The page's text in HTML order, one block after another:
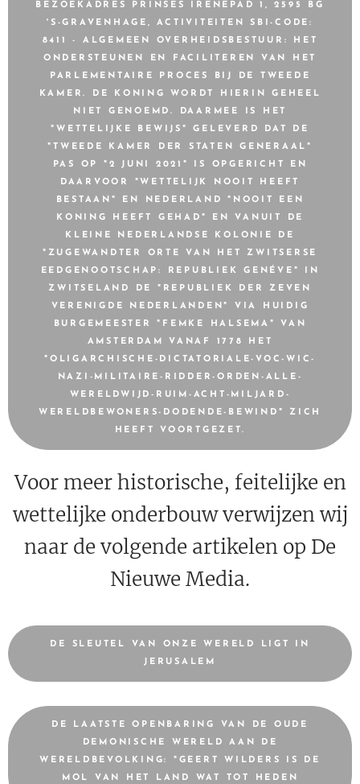
BEZOEKADRES PRINSES IRENEPAD 1, 2595 BG
'S-GRAVENHAGE, ACTIVITEITEN SBI-CODE:
8411 - ALGEMEEN OVERHEIDSBESTUUR: HET
ONDERSTEUNEN EN FACILITEREN VAN HET
PARLEMENTAIRE PROCES BIJ DE TWEEDE
KAMER. DE KONING WORDT HIERIN GEHEEL
NIET GENOEMD. DAARMEE IS HET
"WETTELIJKE BEWIJS" GELEVERD DAT DE
"TWEEDE KAMER DER STATEN GENERAAL"
PAS OP "2 JUNI 2021" IS OPGERICHT EN
DAARVOOR "WETTELIJK NOOIT HEEFT
BESTAAN" EN NEDERLAND "NOOIT EEN
KONING HEEFT GEHAD" EN VANUIT DE
KLEINE NEDERLANDSE KOLONIE DE
"ZUGEWANDTER ORTE VAN HET ZWITSERSE
EEDGENOOTSCHAP: REPUBLIEK GENÉVE" IN
ZWITSELAND DE "REPUBLIEK DER ZEVEN
VERENIGDE NEDERLANDEN" VIA HUIDIG
BURGEMEESTER "FEMKE HALSEMA" VAN
AMSTERDAM VANAF 1778 HET
"OLIGARCHISCHE-DICTATORIALE-VOC-WIC-
NAZI-MILITAIRE-RIDDER-ORDEN-ALLE-
WERELDWIJD-RUIM-ACHT-MILJARD-
WERELDBEWONERS-DODENDE-BEWIND" ZICH
HEEFT VOORTGEZET.
Voor meer historische, feitelijke en
wettelijke onderbouw verwijzen wij
naar de volgende artikelen op De
Nieuwe Media.
DE SLEUTEL VAN ONZE WERELD LIGT IN
JERUSALEM
DE LAATSTE OPENBARING VAN DE OUDE
DEMONISCHE WERELD AAN DE
WERELDBEVOLKING: "GEERT WILDERS IS DE
MOL VAN HET LAND WAT TOT HEDEN